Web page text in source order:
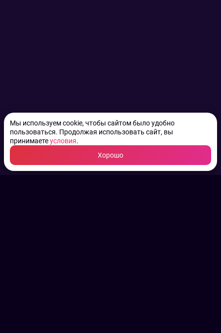
Мы используем cookie, чтобы сайтом было удобно
пользоваться. Продолжая использовать сайт, вы
принимаетеусловия.
Хорошо